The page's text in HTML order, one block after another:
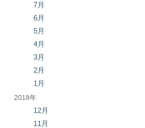
7月
6月
5月
4月
3月
2月
1月
2018年
12月
11月